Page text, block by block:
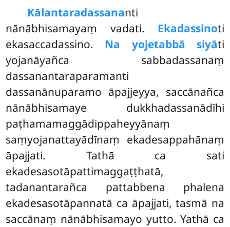
Kālantaradassananti
nānābhisamayaṃ vadati. Ekadassinoti
ekasaccadassino. Na yojetabbā siyāti
yojanāyañca sabbadassanaṃ
dassanantaraparamanti
dassanānuparamo āpajjeyya, saccānañca
nānābhisamaye dukkhadassanādīhi
paṭhamamaggādippaheyyānaṃ
saṃyojanattayādīnaṃ ekadesappahānaṃ
āpajjati. Tathā ca sati
ekadesasotāpattimaggaṭṭhatā,
tadanantarañca pattabbena phalena
ekadesasotāpannatā ca āpajjati, tasmā na
saccānaṃ nānābhisamayo yutto. Yathā ca